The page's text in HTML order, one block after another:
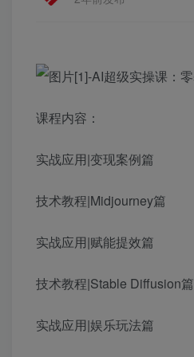
课程内容：
实战应用|变现案例篇
技术教程|Midjourney篇
实战应用|赋能提效篇
技术教程|Stable Diffusion篇
实战应用|娱乐玩法篇